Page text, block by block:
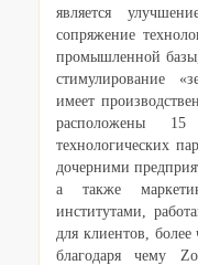
является
сопряжение
промышленной
стимулирование
имеет
расположены
технологических
дочерними
а также
институтами,
для клиентов,
благодаря чему